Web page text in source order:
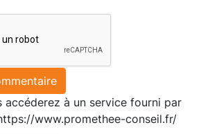
accéderez à un service fourni par
www.promethee-conseil.fr/